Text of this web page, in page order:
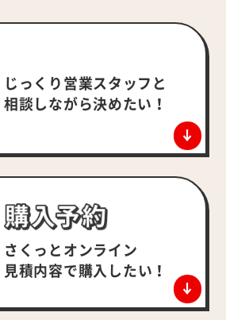
じっくり営業スタッフと
相談しながら決めたい！
さくっとオンライン
見積内容で購入したい！